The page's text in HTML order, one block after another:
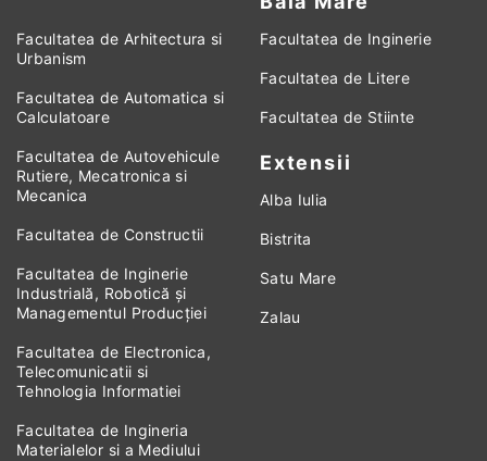
Facultatea de Arhitectura si
Urbanism
Facultatea de Automatica si
Calculatoare
Facultatea de Autovehicule
Rutiere, Mecatronica si
Mecanica
Facultatea de Constructii
Facultatea de Inginerie
Industrială, Robotică și
Managementul Producției
Facultatea de Electronica,
Telecomunicatii si
Tehnologia Informatiei
Facultatea de Ingineria
Materialelor si a Mediului
Facultatea de Inginerie
Facultatea de Litere
Facultatea de Stiinte
Extensii
Alba Iulia
Bistrita
Satu Mare
Zalau